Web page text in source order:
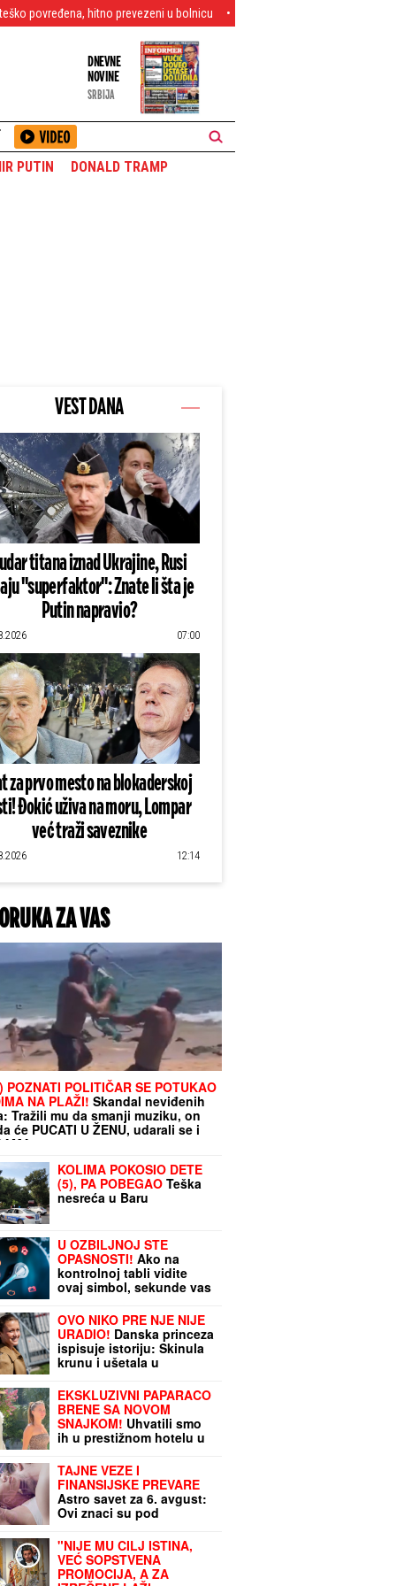
prevezeni u bolnicu Kurti krenuo na Srpsku listu! Petković žestoko
DNEVNE
NOVINE
SRBIJA
PUTIN DONALD TRAMP
VEST DANA
titana iznad Ukrajine, Rusi
"superfaktor": Znate li šta je
Putin napravio?
07:00
za prvo mesto na blokaderskoj
Đokić uživa na moru, Lompar
već traži saveznike
12:14
ZA VAS
POZNATI POLITIČAR SE POTUKAO
NA PLAŽI! Skandal neviđenih
Tražili mu da smanji muziku, on
će PUCATI U ŽENU, udarali se i
KOLIMA POKOSIO DETE
(5), PA POBEGAO Teška
nesreća u Baru
U OZBILJNOJ STE
OPASNOSTI! Ako na
kontrolnoj tabli vidite
ovaj simbol, sekunde vas
dele od katastrofe: Jedna
crvena lampica je
ubedljivo NAJGORA
OVO NIKO PRE NJE NIJE
URADIO! Danska princeza
ispisuje istoriju: Skinula
krunu i ušetala u
IZABELA i zašto svi
govore o njenom potezu
EKSKLUZIVNI PAPARACO
BRENE SA NOVOM
SNAJKOM! Uhvatili smo
ih u prestižnom hotelu u
Crnoj Gori: Pevačica
skockana od glave do
pete, Viktorova devojka
bez šminke (VIDEO)
TAJNE VEZE I
FINANSIJSKE PREVARE
Astro savet za 6. avgust:
Ovi znaci su pod
najvećim uticajem
planeta ljubavi i novca
"NIJE MU CILJ ISTINA,
VEĆ SOPSTVENA
PROMOCIJA, A ZA